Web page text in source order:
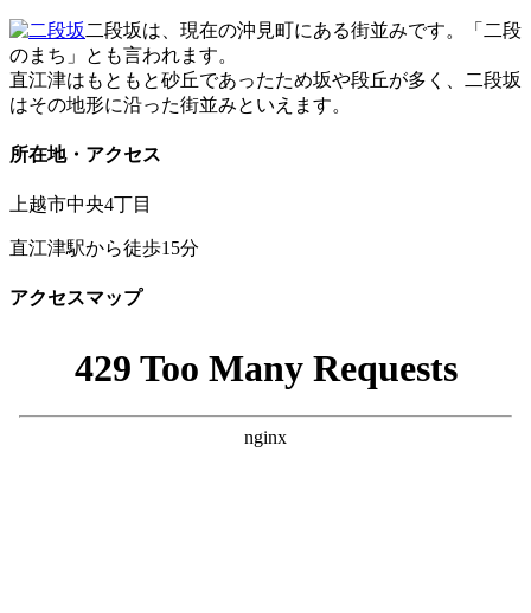
二段坂は、現在の沖見町にある街並みです。「二段
のまち」とも言われます。
直江津はもともと砂丘であったため坂や段丘が多く、二段坂
はその地形に沿った街並みといえます。
所在地・アクセス
上越市中央4丁目
直江津駅から徒歩15分
アクセスマップ